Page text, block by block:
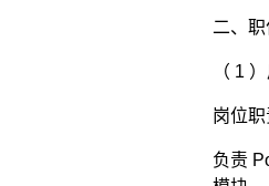
二、
（ 1
岗位
负责